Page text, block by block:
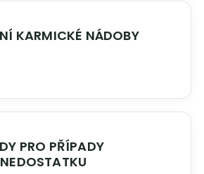
MÍRA NAPLNĚNÍ KARMICKÉ NÁDOBY
FINANČNÍHO NEDOSTATKU